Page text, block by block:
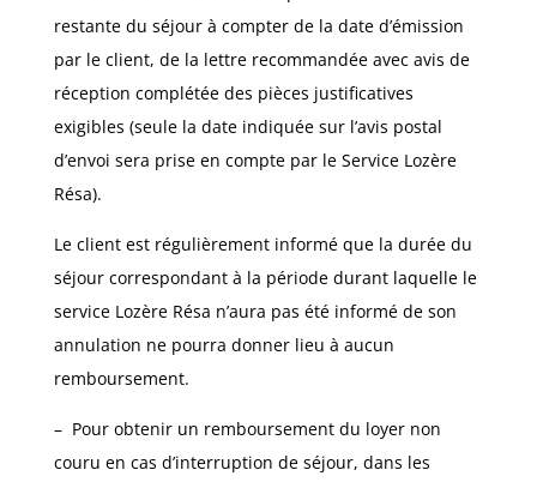
restante du séjour à compter de la date d’émission
par le client, de la lettre recommandée avec avis de
réception complétée des pièces justificatives
exigibles (seule la date indiquée sur l’avis postal
d’envoi sera prise en compte par le Service Lozère
Résa).
Le client est régulièrement informé que la durée du
séjour correspondant à la période durant laquelle le
service Lozère Résa n’aura pas été informé de son
annulation ne pourra donner lieu à aucun
remboursement.
– Pour obtenir un remboursement du loyer non
couru en cas d’interruption de séjour, dans les